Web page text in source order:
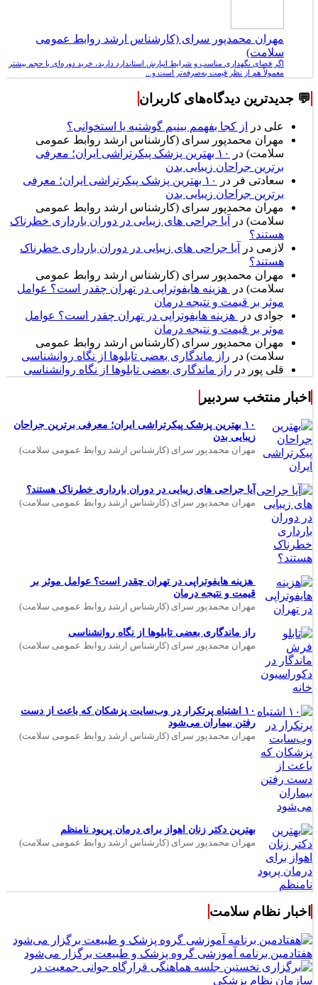
مهران محمدپور سرای (کارشناس ارشد روابط عمومی
سلامت)
اگر فضای نگهداری مناسب و شرایط انبارش استاندارد دارید، خرید دوره‌ای با حجم بیشتر
معمولاً هم از نظر قیمت به‌صرفه‌تر است و...
💬 جدیدترین دیدگاه‌های کاربران
علی در
از کجا بفهمم بینیم گوشتیه یا استخوانی؟
مهران محمدپور سرای (کارشناس ارشد روابط عمومی
سلامت) در
۱۰ بهترین پزشک پیکرتراشی ایران؛ معرفی
برترین جراحان زیبایی بدن
سعادتی فر در
۱۰ بهترین پزشک پیکرتراشی ایران؛ معرفی
برترین جراحان زیبایی بدن
مهران محمدپور سرای (کارشناس ارشد روابط عمومی
سلامت) در
آیا جراحی های زیبایی در دوران بارداری خطرناک
هستند؟
لازمی در
آیا جراحی های زیبایی در دوران بارداری خطرناک
هستند؟
مهران محمدپور سرای (کارشناس ارشد روابط عمومی
سلامت) در
هزینه هایفوتراپی در تهران چقدر است؟ عوامل
موثر بر قیمت و نتیجه درمان
جوادی در
هزینه هایفوتراپی در تهران چقدر است؟ عوامل
موثر بر قیمت و نتیجه درمان
مهران محمدپور سرای (کارشناس ارشد روابط عمومی
سلامت) در راز ماندگاری بعضی تابلوها از نگاه روانشناسی
قلی پور در راز ماندگاری بعضی تابلوها از نگاه روانشناسی
اخبار منتخب سردبیر
۱۰ بهترین پزشک پیکرتراشی ایران؛ معرفی برترین جراحان
زیبایی بدن
مهران محمدپور سرای (کارشناس ارشد روابط عمومی سلامت)
آیا جراحی های زیبایی در دوران بارداری خطرناک هستند؟
مهران محمدپور سرای (کارشناس ارشد روابط عمومی سلامت)
هزینه هایفوتراپی در تهران چقدر است؟ عوامل موثر بر
قیمت و نتیجه درمان
مهران محمدپور سرای (کارشناس ارشد روابط عمومی سلامت)
راز ماندگاری بعضی تابلوها از نگاه روانشناسی
مهران محمدپور سرای (کارشناس ارشد روابط عمومی سلامت)
۱۰ اشتباه پرتکرار در وب‌سایت پزشکان که باعث از دست
رفتن بیماران می‌شود
مهران محمدپور سرای (کارشناس ارشد روابط عمومی سلامت)
بهترین دکتر زنان اهواز برای درمان پریود نامنظم
مهران محمدپور سرای (کارشناس ارشد روابط عمومی سلامت)
اخبار نظام سلامت
هفتادمین برنامه آموزشی گروه پزشک و طبیعت برگزار می‌شود